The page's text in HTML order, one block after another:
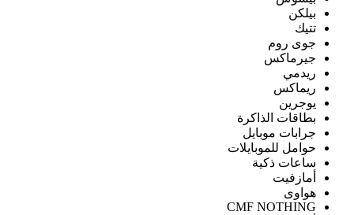
بيلكن
تتيك
جوى روم
جيرماكس
ريدمي
ريماكس
يوجرين
بطاقات الذاكرة
جرابات موبايل
حوامل للموبايلات
ساعات ذكية
أمازفيت
هواوى
CMF NOTHING